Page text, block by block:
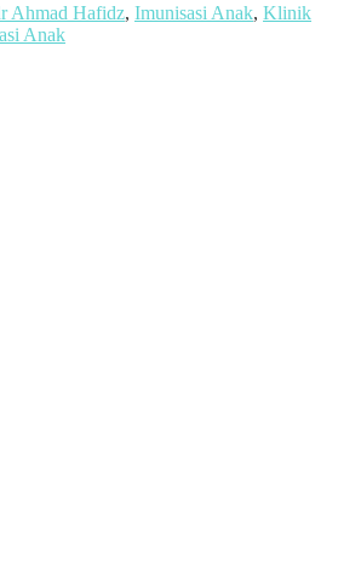
Ahmad Hafidz, Imunisasi Anak, Klinik
Anak